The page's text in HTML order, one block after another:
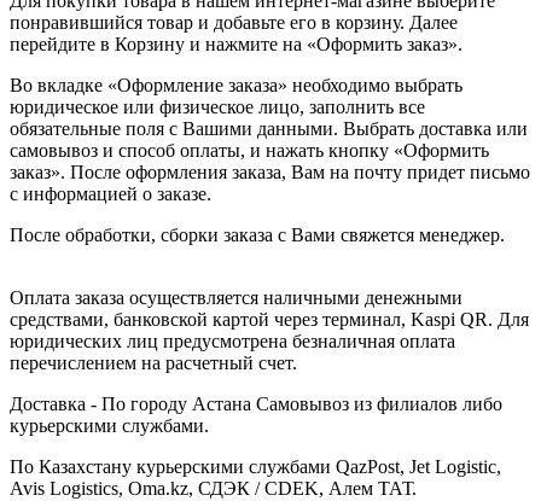
понравившийся товар и добавьте его в корзину. Далее
перейдите в Корзину и нажмите на «Оформить заказ».
Во вкладке «Оформление заказа» необходимо выбрать
юридическое или физическое лицо, заполнить все
обязательные поля с Вашими данными. Выбрать доставка или
самовывоз и способ оплаты, и нажать кнопку «Оформить
заказ». После оформления заказа, Вам на почту придет письмо
с информацией о заказе.
После обработки, сборки заказа с Вами свяжется менеджер.
Оплата заказа осуществляется наличными денежными
средствами, банковской картой через терминал, Kaspi QR. Для
юридических лиц предусмотрена безналичная оплата
перечислением на расчетный счет.
Доставка - По городу Астана Самовывоз из филиалов либо
курьерскими службами.
По Казахстану курьерскими службами QazPost, Jet Logistic,
Avis Logistics, Oma.kz, СДЭК / CDEK, Алем ТАТ.